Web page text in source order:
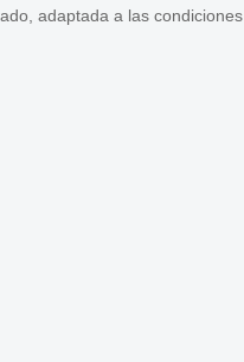
adaptada a las